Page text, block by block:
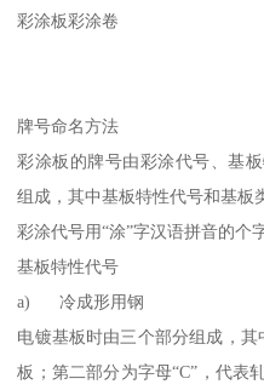
彩涂板彩涂卷
牌号命名方法
彩涂板的牌号由彩涂代号、基
组成，其中基板特性代号和基板
彩涂代号用“涂”字汉语拼音的个
基板特性代号
a) 冷成形用钢
电镀基板时由三个部分组成，
板；第二部分为字母“C”，代表